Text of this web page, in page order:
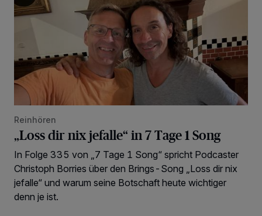
Reinhören
„Loss dir nix jefalle“ in 7 Tage 1 Song
In Folge 335 von „7 Tage 1 Song“ spricht Podcaster
Christoph Borries über den Brings-Song „Loss dir nix
jefalle“ und warum seine Botschaft heute wichtiger
denn je ist.